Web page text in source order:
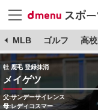
MLB ゴルフ 高
牡 鹿毛 登録抹消
メイゲツ
父:サンデーサイレンス
母:レディコスマー